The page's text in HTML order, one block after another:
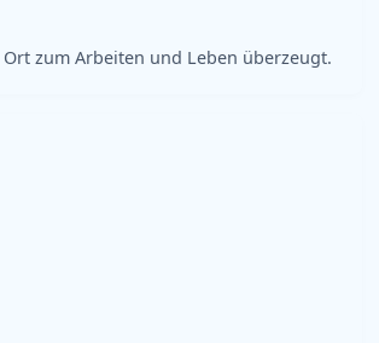
zum Arbeiten und Leben überzeugt.